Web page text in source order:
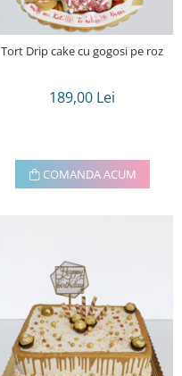
Tort Drip cake cu gogosi pe roz
189,00 Lei
COMANDA ACUM